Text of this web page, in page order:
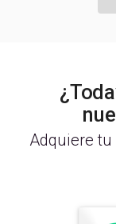
Adquiere